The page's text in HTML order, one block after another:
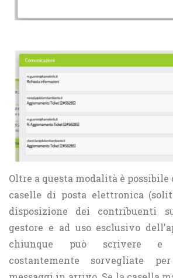
Oltre a questa modalità è
caselle di posta elettronica
disposizione dei contribuenti
gestore e ad uso esclusivo
chiunque può scrivere e
costantemente sorvegliate